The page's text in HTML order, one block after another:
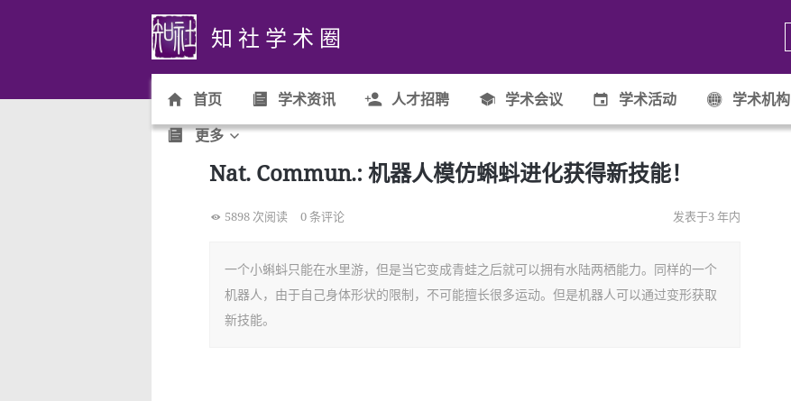
知 社 学 术 圈
首页 学术资讯 人才招聘 学术会议 学术活动 学术机构
更多
Nat. Commun.: 机器人模仿蝌蚪进化获得新技能！
5898 次阅读 0 条评论 发表于3 年内
一个小蝌蚪只能在水里游，但是当它变成青蛙之后就可以拥有水陆两栖能力。同样的一个
机器人，由于自己身体形状的限制，不可能擅长很多运动。但是机器人可以通过变形获取
新技能。